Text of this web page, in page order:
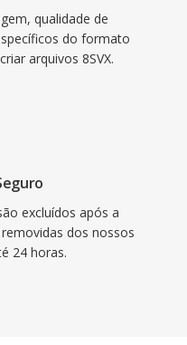
qualidade de
do formato
arquivos 8SVX.
excluídos após a
dos nossos
24 horas.